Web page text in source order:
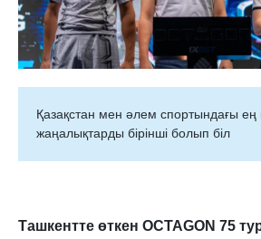
Қазақстан мен әлем спортындағы ең
жаңалықтарды бірінші болып біл
Ташкентте өткен OCTAGON 75